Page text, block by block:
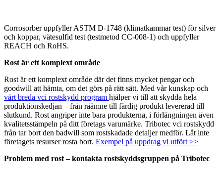
Corrosorber uppfyller ASTM D-1748 (klimatkammar test) för silver
och koppar, vätesulfid test (testmetod CC-008-1) och uppfyller
REACH och RoHS.
Rost är ett komplext område
Rost är ett komplext område där det finns mycket pengar och
goodwill att hämta, om det görs på rätt sätt. Med vår kunskap och
vårt breda vci rostskydd program hjälper vi till att skydda hela
produktionskedjan – från råämne till färdig produkt levererad till
slutkund. Rost angriper inte bara produkterna, i förlängningen även
kvalitetsstämpeln på ditt företags varumärke. Tribotec vci rostskydd
från tar bort den badwill som rostskadade detaljer medför. Låt inte
företagets resurser rosta bort. Exempel på uppdrag vi utfört >>
Problem med rost – kontakta rostskyddsgruppen på Tribotec